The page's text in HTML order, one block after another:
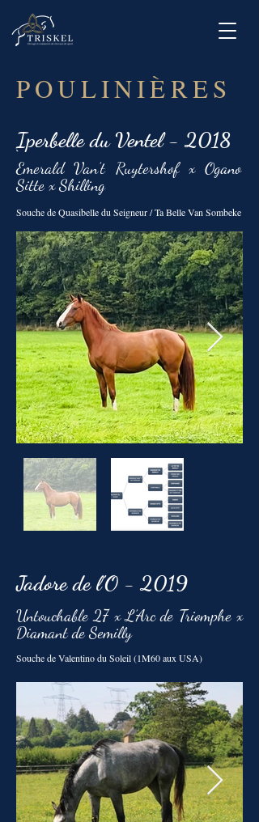
POULINIÈRES
`
Emerald Van’t Ruytershof x Ogano
Sitte x Shilling
Souche de Quasibelle du Seigneur / Ta Belle Van Sombeke
Iperbelle du Ventel - 2018
Jadore de l'O - 2019
Untouchable 27 x L’Arc de Triomphe x
Diamant de Semilly
Souche de Valentino du Soleil (1M60 aux USA)